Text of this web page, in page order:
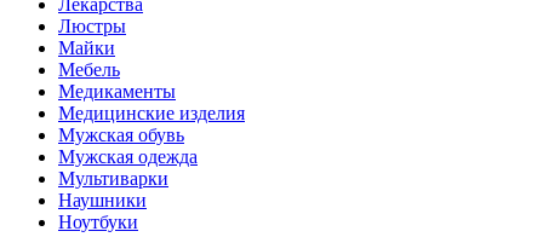
Лекарства
Люстры
Майки
Мебель
Медикаменты
Медицинские изделия
Мужская обувь
Мужская одежда
Мультиварки
Наушники
Ноутбуки